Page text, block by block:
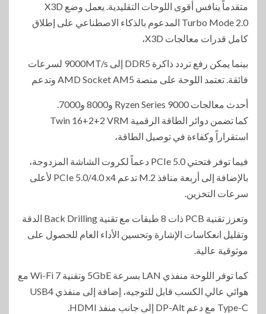
متقدماً ينافس أقوى اللوحات التقليدية. يعمل وضع X3D
Turbo Mode 2.0 المدعوم بالذكاء الاصطناعي على إطلاق
كامل قدرات معالجات X3D،
بينما يمكن رفع تردد ذاكرة DDR5 إلى 9000MT/s لسرعات
فائقة. تعتمد اللوحة على منصة AMD Socket AM5 وتدعم
أحدث معالجات Ryzen Series 9000 و8000 و7000.
كما تضمن دوائر الطاقة الرقمية Twin 16+2+2 VRM
استقراراً وكفاءة في توصيل الطاقة،
فيما توفر فتحتي PCIe 5.0 دعماً لكروت الشاشة المزدوجة،
بالإضافة إلى أربعة منافذ M.2 تدعم PCIe 5.0/4.0 x4 لأعلى
سرعات التخزين.
وتعزز تقنية PCB ذات 8 طبقات مع تقنية Back Drilling الدقة
وتقليل انعكاسات الإشارة وتحسين الأداء العام للحصول على
موثوقية عالية.
كما توفر اللوحة منفذي LAN بسرعة 5GbE وتقنية Wi-Fi 7 مع
هوائي عالي الكسب قابل للتوجيه، إضافة إلى منفذي USB4
Type-C مع دعم DP-Alt إلى جانب منفذ HDMI.